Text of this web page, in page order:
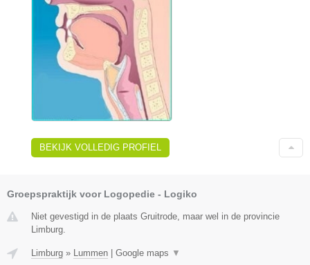
BEKIJK VOLLEDIG PROFIEL
Groepspraktijk voor Logopedie - Logiko
Niet gevestigd in de plaats Gruitrode, maar wel in de provincie
Limburg.
Limburg » Lummen Google maps ▼